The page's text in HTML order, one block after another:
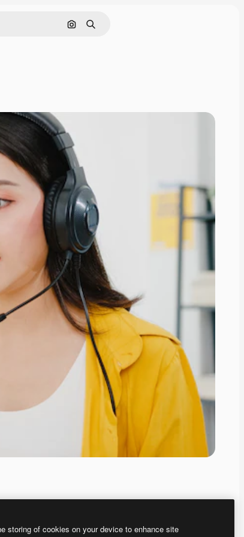
画像で検索
検索
storing of cookies on your device to enhance site